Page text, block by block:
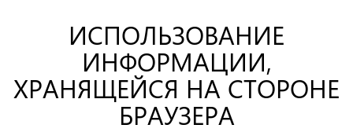
ИСПОЛЬЗОВАНИЕ
ИНФОРМАЦИИ,
ХРАНЯЩЕЙСЯ НА СТОРОНЕ
БРАУЗЕРА